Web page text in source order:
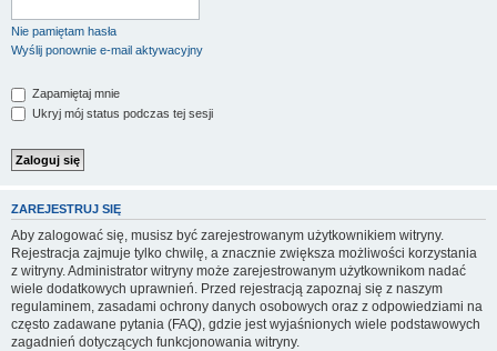
Nie pamiętam hasła
Wyślij ponownie e-mail aktywacyjny
Zapamiętaj mnie
Ukryj mój status podczas tej sesji
ZAREJESTRUJ SIĘ
Aby zalogować się, musisz być zarejestrowanym użytkownikiem witryny.
Rejestracja zajmuje tylko chwilę, a znacznie zwiększa możliwości korzystania
z witryny. Administrator witryny może zarejestrowanym użytkownikom nadać
wiele dodatkowych uprawnień. Przed rejestracją zapoznaj się z naszym
regulaminem, zasadami ochrony danych osobowych oraz z odpowiedziami na
często zadawane pytania (FAQ), gdzie jest wyjaśnionych wiele podstawowych
zagadnień dotyczących funkcjonowania witryny.